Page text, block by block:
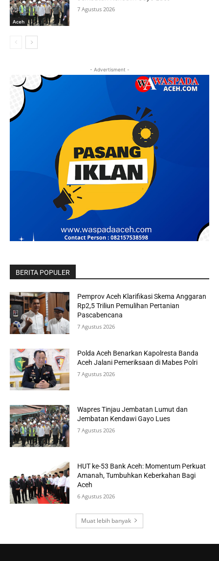
Aceh
7 Agustus 2026
- Advertisment -
BERITA POPULER
Pemprov Aceh Klarifikasi Skema Anggaran
Rp2,5 Triliun Pemulihan Pertanian
Pascabencana
7 Agustus 2026
Polda Aceh Benarkan Kapolresta Banda
Aceh Jalani Pemeriksaan di Mabes Polri
7 Agustus 2026
Wapres Tinjau Jembatan Lumut dan
Jembatan Kendawi Gayo Lues
7 Agustus 2026
HUT ke-53 Bank Aceh: Momentum Perkuat
Amanah, Tumbuhkan Keberkahan Bagi
Aceh
6 Agustus 2026
Muat lebih banyak